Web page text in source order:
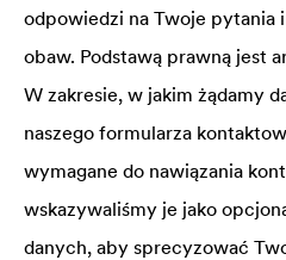
odpowiedzi na Twoje pytania
obaw. Podstawą prawną jest
W zakresie, w jakim żądamy
naszego formularza
wymagane do nawiązania
wskazywaliśmy je jako
danych, aby sprecyzować